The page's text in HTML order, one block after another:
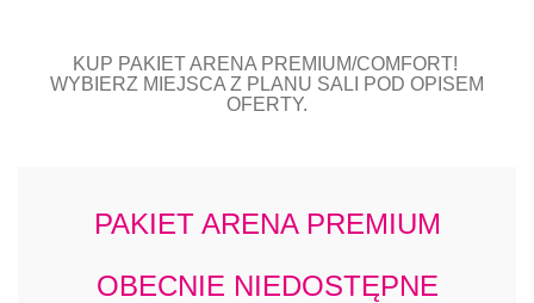
KUP PAKIET ARENA PREMIUM/COMFORT!
WYBIERZ MIEJSCA Z PLANU SALI POD OPISEM
OFERTY.
PAKIET ARENA PREMIUM
OBECNIE NIEDOSTĘPNE